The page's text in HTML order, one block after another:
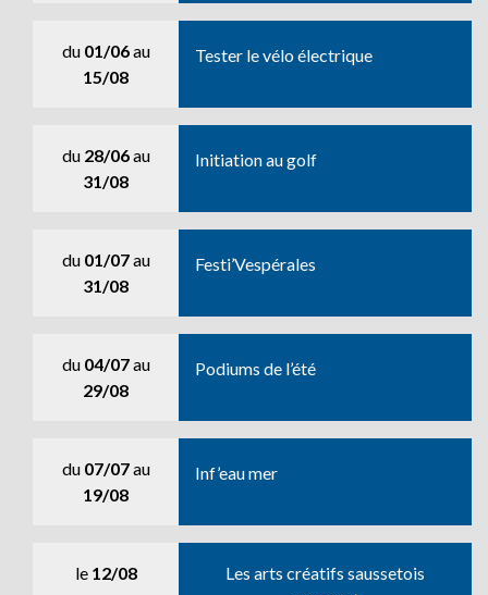
du 01/06au
15/08
Tester le vélo électrique
du 28/06au
31/08
Initiation au golf
du 01/07au
31/08
Festi’Vespérales
du 04/07au
29/08
Podiums de l’été
du 07/07au
19/08
Inf’eau mer
le 12/08
Les arts créatifs saussetois